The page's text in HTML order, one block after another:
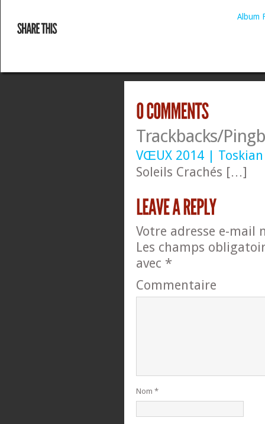
Album
Trackbacks/
VŒUX 2014 | Toskian
Soleils Crachés […]
Votre adresse e-mail
Les champs
avec *
Commentaire
Nom *